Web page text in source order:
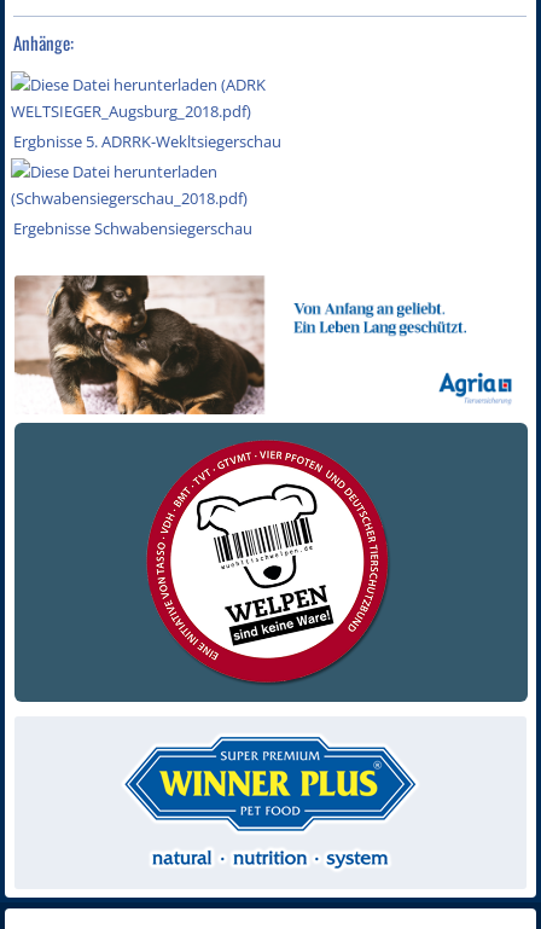
Anhänge:
Ergbnisse 5. ADRRK-Wekltsiegerschau
Ergebnisse Schwabensiegerschau